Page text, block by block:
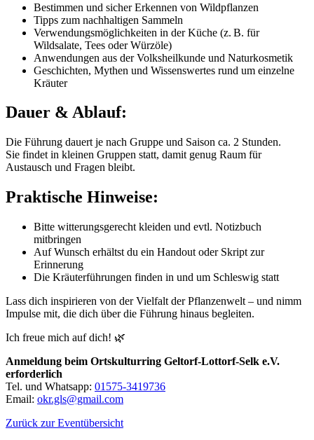
Bestimmen und sicher Erkennen von Wildpflanzen
Tipps zum nachhaltigen Sammeln
Verwendungsmöglichkeiten in der Küche (z. B. für
Wildsalate, Tees oder Würzöle)
Anwendungen aus der Volksheilkunde und Naturkosmetik
Geschichten, Mythen und Wissenswertes rund um einzelne
Kräuter
Dauer & Ablauf:
Die Führung dauert je nach Gruppe und Saison ca. 2 Stunden.
Sie findet in kleinen Gruppen statt, damit genug Raum für
Austausch und Fragen bleibt.
Praktische Hinweise:
Bitte witterungsgerecht kleiden und evtl. Notizbuch
mitbringen
Auf Wunsch erhältst du ein Handout oder Skript zur
Erinnerung
Die Kräuterführungen finden in und um Schleswig statt
Lass dich inspirieren von der Vielfalt der Pflanzenwelt – und nimm
Impulse mit, die dich über die Führung hinaus begleiten.
Ich freue mich auf dich! 🌿
Anmeldung beim Ortskulturring Geltorf-Lottorf-Selk e.V.
erforderlich
Tel. und Whatsapp: 01575-3419736
Email: okr.gls@gmail.com
Zurück zur Eventübersicht